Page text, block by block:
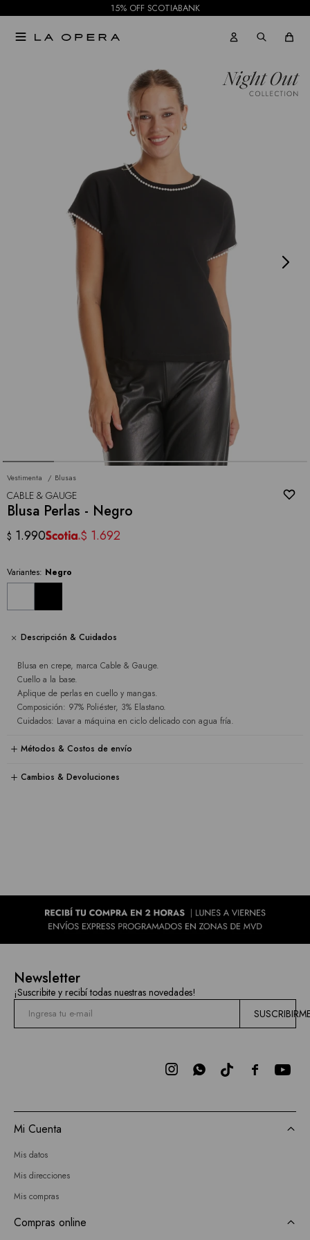
15% OFF SCOTIABANK

Vestimenta Blusas
CABLE & GAUGE
Blusa Perlas - Negro
$ 1.990 $ 1.692
Variantes: Negro
Descripción & Cuidados
Blusa en crepe, marca Cable & Gauge.
Cuello a la base.
Aplique de perlas en cuello y mangas.
Composición: 97% Poliéster, 3% Elastano.
Cuidados: Lavar a máquina en ciclo delicado con agua fría.
Métodos & Costos de envío
Cambios & Devoluciones
NOTIFICARME
Newsletter
¡Suscribite y recibí todas nuestras novedades!

 
Mi Cuenta
Mis datos
Mis direcciones
Mis compras
Compras online